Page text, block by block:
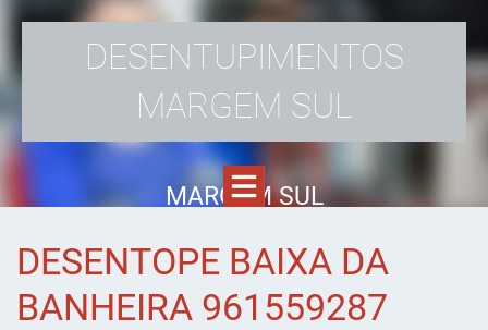
DESENTUPIMENTOS
MARGEM SUL
MARGEM SUL
DESENTOPE BAIXA DA
BANHEIRA 961559287